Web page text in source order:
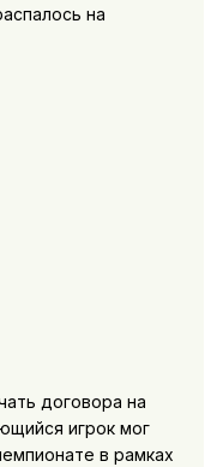
на
договора на
игрок мог
в рамках